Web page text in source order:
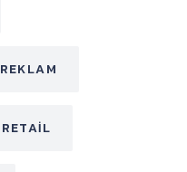
REKLAM
RETAIL